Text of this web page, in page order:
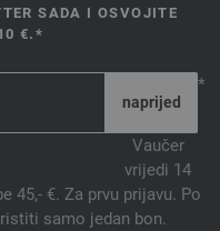
SADA I OSVOJITE
€.*
*
Vaučer
vrijedi 14
45,- €. Za prvu prijavu. Po
samo jedan bon.